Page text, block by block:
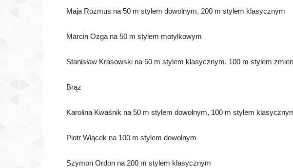
Maja Rozmus na 50 m stylem dowolnym, 200 m stylem klasycznym
Marcin Ozga na 50 m stylem motylkowym
Stanisław Krasowski na 50 m stylem klasycznym, 100 m stylem
Brąz
Karolina Kwaśnik na 50 m stylem dowolnym, 100 m stylem
Piotr Wiącek na 100 m stylem dowolnym
Szymon Ordon na 200 m stylem klasycznym